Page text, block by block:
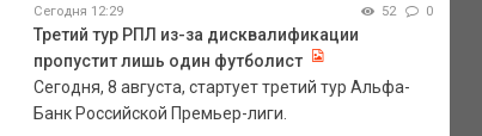
Сегодня 12:29 52 0
Третий тур РПЛ из-за дисквалификации
пропустит лишь один футболист
Сегодня, 8 августа, стартует третий тур Альфа-
Банк Российской Премьер-лиги.